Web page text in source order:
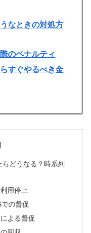
なときの対処方
のペナルティ
すぐやるべき金
どうなる？時系列
用停止
の督促
よる督促